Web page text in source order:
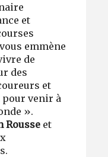
et
emmène
de
des
et
venir à
».
Rousse et